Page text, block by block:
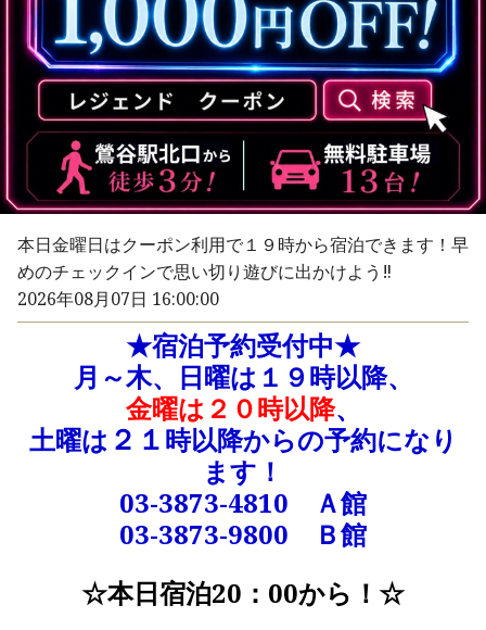
本日金曜日はクーポン利用で１９時から宿泊できます！早
めのチェックインで思い切り遊びに出かけよう‼
2026年08月07日 16:00:00
★宿泊予約受付中★
月～木、日曜は１９時以降、
金曜は２０時以降、
土曜は ２１時以降からの予約になり
ます！
03-3873-4810 Ａ館
03-3873-9800 Ｂ館
☆本日宿泊20：00から！ ☆